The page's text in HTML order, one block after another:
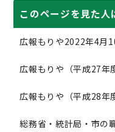
このページを見た
広報もりや2022年4月
広報もりや（平成27年
広報もりや（平成28年
総務省・統計局・市の